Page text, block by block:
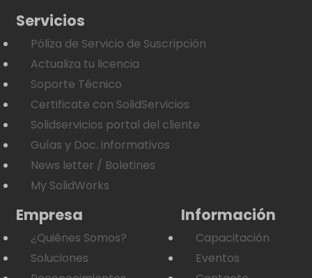
Servicios
Póliza de Servicio de Suscripción
Actualiza tu licencia
Soporte Técnico
Certificate con SolidServicios
Solidservicios portal del cliente
Guías y Doc. informativos
News letter / Boletines
My SolidWorks
Empresa
¿Quiénes Somos?
Soluciones
Información
Capacitación
Eventos